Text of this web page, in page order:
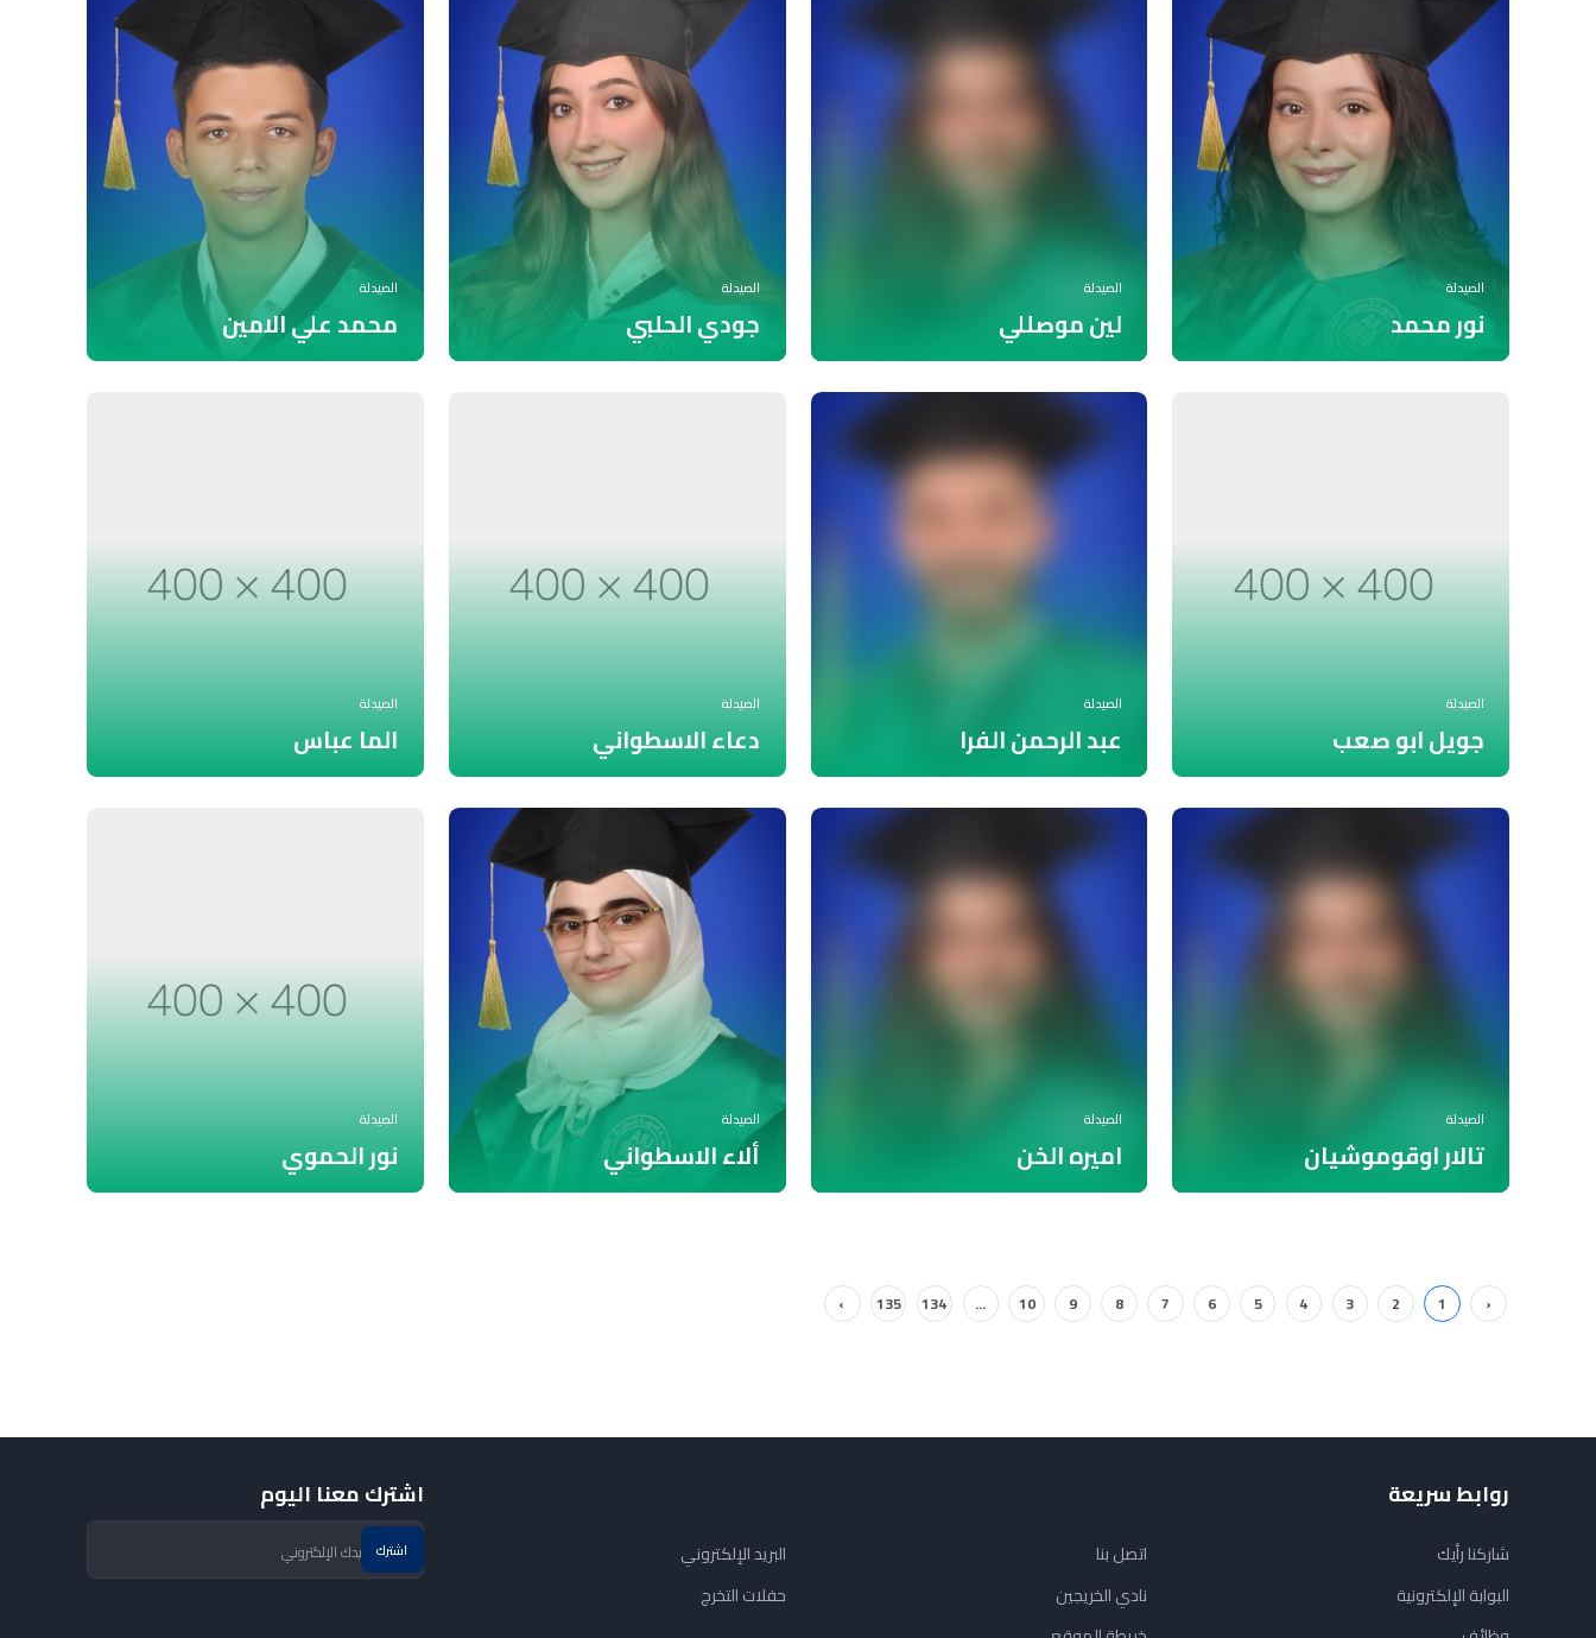
الصيدلة
نور محمد
الصيدلة
لين موصللي
الصيدلة
جودي الحلبي
الصيدلة
محمد علي الامين
الصيدلة
جويل ابو صعب
الصيدلة
عبد الرحمن الفرا
الصيدلة
دعاء الاسطواني
الصيدلة
الما عباس
الصيدلة
تالار اوقوموشيان
الصيدلة
اميره الخن
الصيدلة
ألاء الاسطواني
الصيدلة
نور الحموي
‹
1
2
3
4
5
6
7
8
9
10
...
134
135
›
روابط سريعة
شاركنا رأيك
البوابة الإلكترونية
اتصل بنا
نادي الخريجين
البريد الإلكتروني
حفلات التخرج
اشترك معنا اليوم